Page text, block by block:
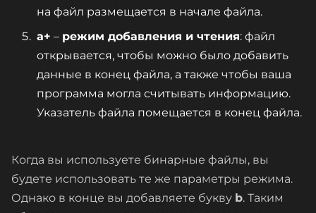
на файл размещается в начале файла.
a+ – режим добавления и чтения: файл
открывается, чтобы можно было добавить
данные в конец файла, а также чтобы ваша
программа могла считывать информацию.
Указатель файла помещается в конец файла.
Когда вы используете бинарные файлы, вы
будете использовать те же параметры режима.
Однако в конце вы добавляете букву b. Таким